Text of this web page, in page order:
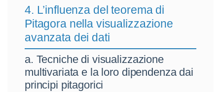
4. L’influenza del teorema di
Pitagora nella visualizzazione
avanzata dei dati
a. Tecniche di visualizzazione
multivariata e la loro dipendenza dai
principi pitagorici